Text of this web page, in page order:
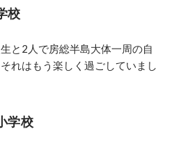
校
と2人で房総半島大体一周の自
れはもう楽しく過ごしていまし
学校